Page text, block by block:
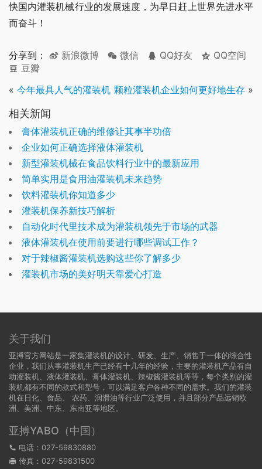
快国内灌装机械行业的发展速度，为早日赶上世界先进水平
而奋斗！
分享到： 新浪微博 微信 QQ好友
QQ空间
豆瓣
« 今年最具人气的灌装机 颗粒灌装机企业如何更好地生存 »
相关新闻
膏体灌装机正确的维修让其事半功倍
企业如何正确选择液体灌装机
新型灌装机械在食品饮料行业中的最新应用
简单实用是食用油灌装机未来趋势
饮料灌装机你知道多少
灌装机保养新技巧解析
自动化时代里技术成为灌装机领先于市场的武器
液体灌装机在使用前要进行哪些调试工作？
对于辣椒酱灌装机选购这些你了解多少
灌装机市场的美好明天靠爱心打造
关于我们
亚搏官方网站是一家集灌装机的设计、研发、生产、销售于一体的综合性
企业，我们从事灌装机生产已经有十几年的经验，主要的灌装机产品有自
动灌装机、液体灌装机、膏体灌装机、辣椒酱灌装机等等，每个类别的灌
装机都有不同的款式和型号，可以满足客户各种不同的需求。我们的灌装
机在日化、食品、 农药、润滑油等行业广泛使用，并且部分产品远销欧
洲、美洲、中东、东南亚等地区。
亚搏YABO（中国）
电话：027-59830880
传真：027-59831500